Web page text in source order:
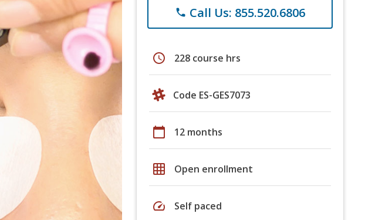
phone Call Us: 855.520.6806
schedule 228 course hrs
Code ES-GES7073
calendar_today 12 months
grid_on Open enrollment
speed Self paced